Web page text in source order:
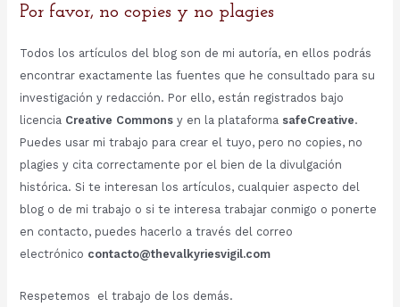
Por favor, no copies y no plagies
Todos los artículos del blog son de mi autoría, en ellos podrás
encontrar exactamente las fuentes que he consultado para su
investigación y redacción. Por ello, están registrados bajo
licencia Creative Commonsy en la plataforma safeCreative.
Puedes usar mi trabajo para crear el tuyo, pero no copies, no
plagies y cita correctamente por el bien de la divulgación
histórica. Si te interesan los artículos, cualquier aspecto del
blog o de mi trabajo o si te interesa trabajar conmigo o ponerte
en contacto, puedes hacerlo a través del correo
electrónico contacto@thevalkyriesvigil.com
Respetemos el trabajo de los demás.